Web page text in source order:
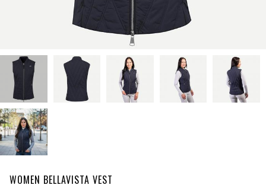
WOMEN BELLAVISTA VEST